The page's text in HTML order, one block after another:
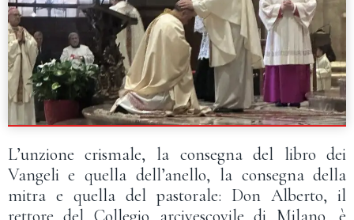
L’unzione crismale, la consegna del libro dei
Vangeli e quella dell’anello, la consegna della
mitra e quella del pastorale: Don Alberto, il